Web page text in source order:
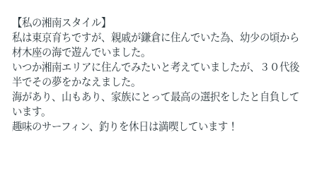
【私の湘南スタイル】
私は東京育ちですが、親戚が鎌倉に住んでいた為、幼少の頃から
材木座の海で遊んでいました。
いつか湘南エリアに住んでみたいと考えていましたが、３０代後
半でその夢をかなえました。
海があり、山もあり、家族にとって最高の選択をしたと自負して
います。
趣味のサーフィン、釣りを休日は満喫しています！